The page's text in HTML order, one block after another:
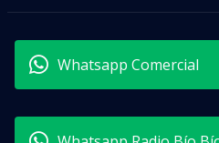
Whatsapp Comercial